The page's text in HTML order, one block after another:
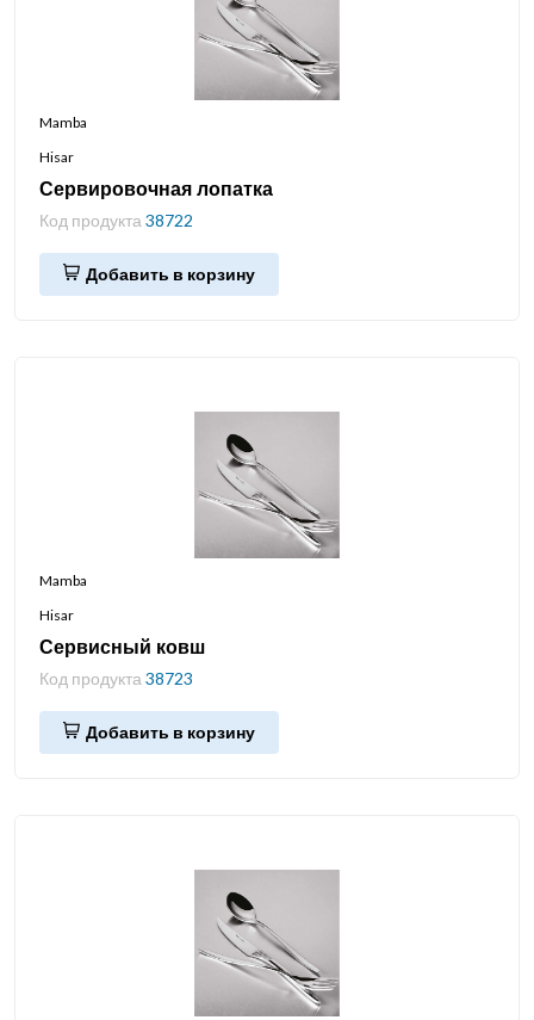
Mamba
Hisar
Сервировочная лопатка
Код продукта 38722
Добавить в корзину
Mamba
Hisar
Сервисный ковш
Код продукта 38723
Добавить в корзину